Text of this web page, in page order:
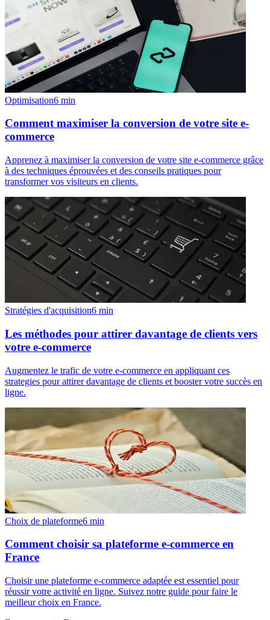
Optimisation6 min
Comment maximiser la conversion de votre site e-
commerce
Apprenez à maximiser la conversion de votre site e-commerce grâce
à des techniques éprouvées et des conseils pratiques pour
transformer vos visiteurs en clients.
Stratégies d'acquisition6 min
Les méthodes pour attirer davantage de clients vers
votre e-commerce
Augmentez le trafic de votre e-commerce en appliquant ces
strategies pour attirer davantage de clients et booster votre succès en
ligne.
Choix de plateforme6 min
Comment choisir sa plateforme e-commerce en
France
Choisir une plateforme e-commerce adaptée est essentiel pour
réussir votre activité en ligne. Suivez notre guide pour faire le
meilleur choix en France.